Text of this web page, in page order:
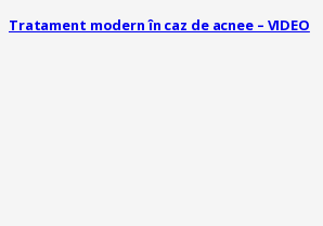
Tratament modern în caz de acnee – VIDEO